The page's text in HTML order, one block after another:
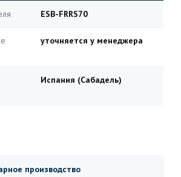
ESB-FRRS70
уточняется у менеджера
Испания (Сабадель)
производство